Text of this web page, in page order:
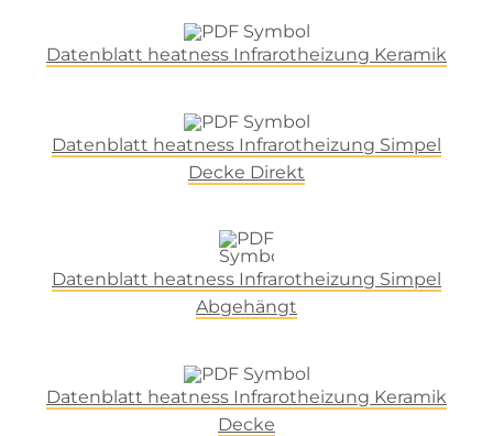
Datenblatt heatness Infrarotheizung Keramik
Datenblatt heatness Infrarotheizung Simpel
Decke Direkt
Datenblatt heatness Infrarotheizung Simpel
Abgehängt
Datenblatt heatness Infrarotheizung Keramik
Decke